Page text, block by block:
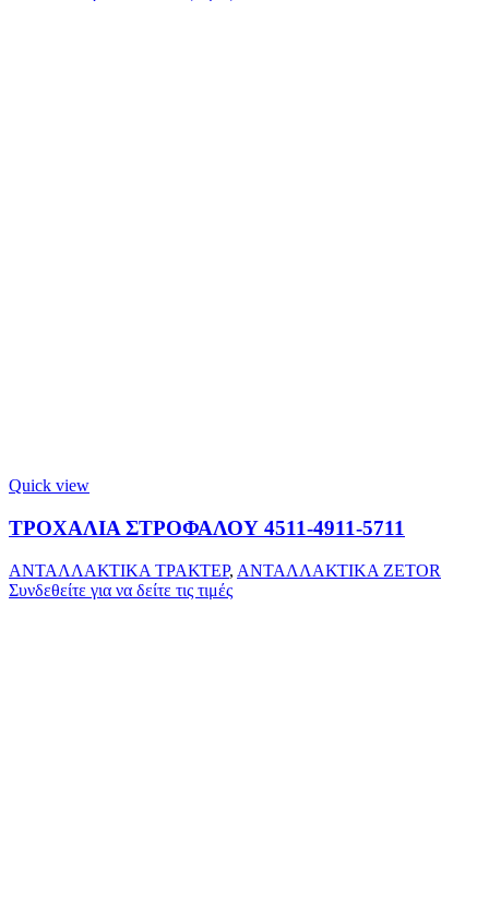
Quick view
ΤΡΟΧΑΛΙΑ ΣΤΡΟΦΑΛΟΥ 4511-4911-5711
ΑΝΤΑΛΛΑΚΤΙΚΑ ΤΡΑΚΤΕΡ, ΑΝΤΑΛΛΑΚΤΙΚΑ ZETOR
Συνδεθείτε για να δείτε τις τιμές